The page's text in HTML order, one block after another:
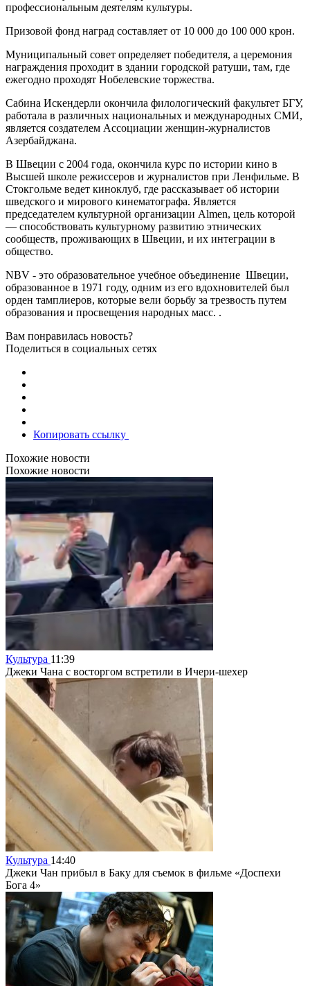
профессиональным деятелям культуры.
Призовой фонд наград составляет от 10 000 до 100 000 крон.
Муниципальный совет определяет победителя, а церемония
награждения проходит в здании городской ратуши, там, где
ежегодно проходят Нобелевские торжества.
Сабина Искендерли окончила филологический факультет БГУ,
работала в различных национальных и международных СМИ,
является создателем Ассоциации женщин-журналистов
Азербайджана.
В Швеции с 2004 года, окончила курс по истории кино в
Высшей школе режиссеров и журналистов при Ленфильме. В
Стокгольме ведет киноклуб, где рассказывает об истории
шведского и мирового кинематографа. Является
председателем культурной организации Almen, цель которой
— способствовать культурному развитию этнических
сообществ, проживающих в Швеции, и их интеграции в
общество.
NBV - это образовательное учебное объединение Швеции,
образованное в 1971 году, одним из его вдохновителей был
орден тамплиеров, которые вели борьбу за трезвость путем
образования и просвещения народных масс. .
Вам понравилась новость?
Поделиться в социальных сетях
Копировать ссылку
Похожие новости
Похожие новости
Культура 11:39
Джеки Чана с восторгом встретили в Ичери-шехер
Культура 14:40
Джеки Чан прибыл в Баку для съемок в фильме «Доспехи
Бога 4»